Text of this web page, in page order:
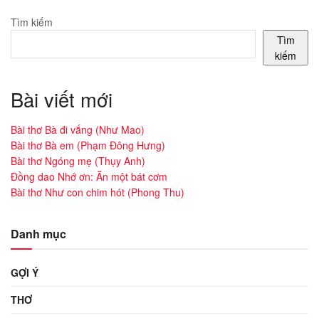
Tìm kiếm
Tìm
kiếm
Bài viết mới
Bài thơ Bà đi vắng (Như Mao)
Bài thơ Bà em (Phạm Đông Hưng)
Bài thơ Ngóng mẹ (Thụy Anh)
Đồng dao Nhớ ơn: Ăn một bát cơm
Bài thơ Như con chim hót (Phong Thu)
Danh mục
GỢI Ý
THƠ